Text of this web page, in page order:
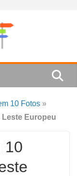
10 Fotos »
Leste Europeu
10